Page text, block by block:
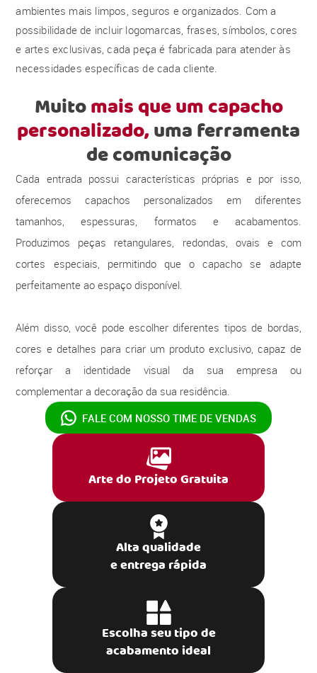
ambientes mais limpos, seguros e organizados. Com a
possibilidade de incluir logomarcas, frases, símbolos, cores
e artes exclusivas, cada peça é fabricada para atender às
necessidades específicas de cada cliente.
Muitomais que um capacho
personalizado,uma ferramenta
de comunicação
Cada entrada possui características próprias e por isso,
oferecemos capachos personalizados em diferentes
tamanhos, espessuras, formatos e acabamentos.
Produzimos peças retangulares, redondas, ovais e com
cortes especiais, permitindo que o capacho se adapte
perfeitamente ao espaço disponível.
Além disso, você pode escolher diferentes tipos de bordas,
cores e detalhes para criar um produto exclusivo, capaz de
reforçar a identidade visual da sua empresa ou
complementar a decoração da sua residência.
FALE COM NOSSO TIME DE VENDAS
Arte do Projeto Gratuita
Alta qualidade
e entrega rápida
Escolha seu tipo de
acabamento ideal